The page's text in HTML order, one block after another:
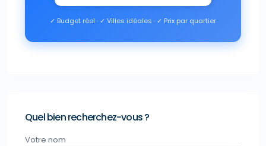
✓ Budget réel · ✓ Villes idéales · ✓ Prix par quartier
Quel bien recherchez-vous ?
Votre nom